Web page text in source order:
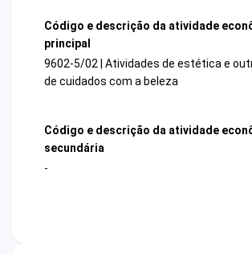
Código e descrição da atividade
principal
9602-5/02 | Atividades de estética e
de cuidados com a beleza
Código e descrição da atividade
secundária
-